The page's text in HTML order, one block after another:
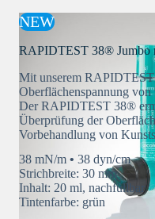
NEW
RAPIDTEST 38® Jumbo
Mit unserem
Oberflächenspannung
Der RAPIDTEST 38®
Überprüfung der
Vorbehandlung von
38 mN/m • 38 dyn/cm
Strichbreite: 30 mm
Inhalt: 20 ml, nachfüllbar
Tintenfarbe: grün